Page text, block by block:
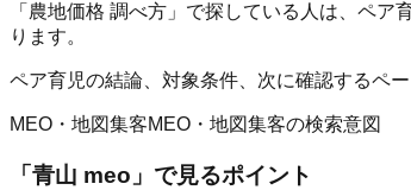
「農地価格 調べ方」で探している人は、ペ
ります。
ペア育児の結論、対象条件、次に確認するペ
MEO・地図集客MEO・地図集客の検索意図
「 青山 meo 」で見るポイント